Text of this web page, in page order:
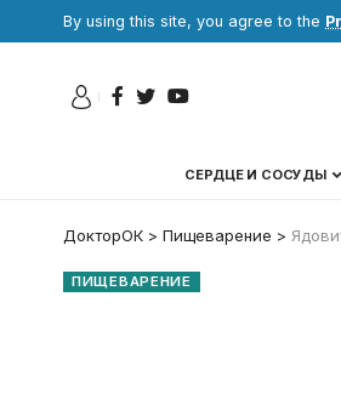
By using this site, you agree to the
СЕРДЦЕ И СОСУДЫ
ДокторОК > Пищеварение >
ПИЩЕВАРЕНИЕ